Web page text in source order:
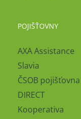
POJIŠŤOVNY
AXA Assistance
Slavia
ČSOB pojišťovna
DIRECT
Kooperativa